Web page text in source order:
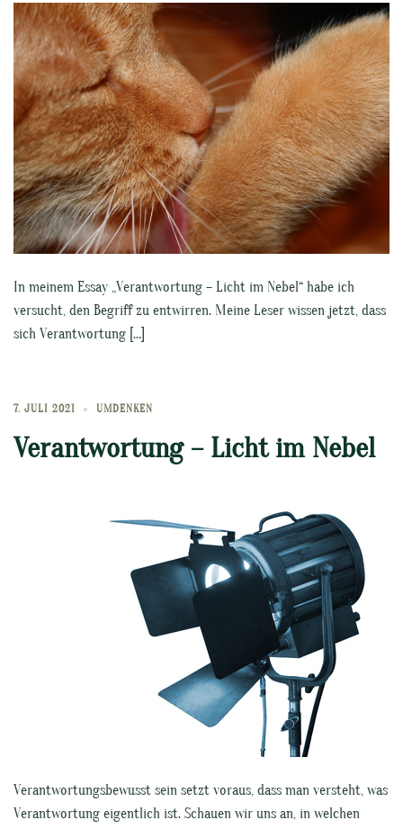
In meinem Essay „Verantwortung – Licht im Nebel“ habe ich
versucht, den Begriff zu entwirren. Meine Leser wissen jetzt, dass
sich Verantwortung […]
7. JULI 2021 UMDENKEN
Verantwortung – Licht im Nebel
Verantwortungsbewusst sein setzt voraus, dass man versteht, was
Verantwortung eigentlich ist. Schauen wir uns an, in welchen